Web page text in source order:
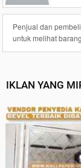
Penjual dan
untuk melihat
IKLAN YANG